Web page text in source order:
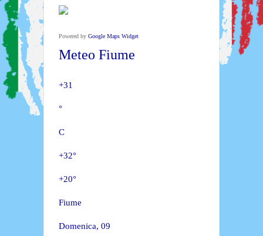
Powered by Google Maps Widget
Meteo Fiume
+31
°
C
+32°
+20°
Fiume
Domenica, 09